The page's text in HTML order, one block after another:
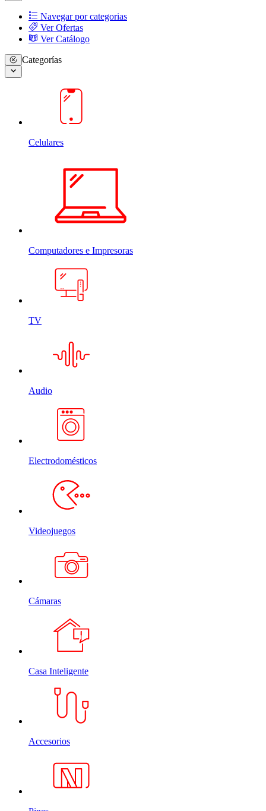
Navegar por categorias
Ver Ofertas
Ver Catálogo
Categorías
Celulares
Computadores e Impresoras
TV
Audio
Electrodomésticos
Videojuegos
Cámaras
Casa Inteligente
Accesorios